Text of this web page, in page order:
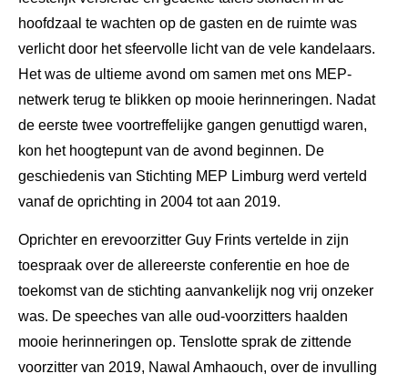
hoofdzaal te wachten op de gasten en de ruimte was
verlicht door het sfeervolle licht van de vele kandelaars.
Het was de ultieme avond om samen met ons MEP-
netwerk terug te blikken op mooie herinneringen. Nadat
de eerste twee voortreffelijke gangen genuttigd waren,
kon het hoogtepunt van de avond beginnen. De
geschiedenis van Stichting MEP Limburg werd verteld
vanaf de oprichting in 2004 tot aan 2019.
Oprichter en erevoorzitter Guy Frints vertelde in zijn
toespraak over de allereerste conferentie en hoe de
toekomst van de stichting aanvankelijk nog vrij onzeker
was. De speeches van alle oud-voorzitters haalden
mooie herinneringen op. Tenslotte sprak de zittende
voorzitter van 2019, Nawal Amhaouch, over de invulling